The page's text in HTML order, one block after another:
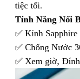
tiệc tối.
Tính Năng Nổi
✅ Kính
✅ Chống Nước
✅ Xem giờ,